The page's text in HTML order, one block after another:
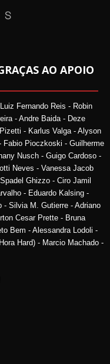
AO APOIO
Fernando Reis - Robin
- Andre Baida - Deze
- Karlus Valga - Alyson
Fabio Pioczkoski - Guilherme
Nusch - Guigo Cardoso -
Neves - Vanessa Jacob
Ghizzo - Ciro Jamil
- Eduardo Kalsing -
- Silvia M. Gutierre - Adriano
Cesar Prette - Bruna
Bem - Alessandra Lodoli -
Hard) - Marcio Machado -